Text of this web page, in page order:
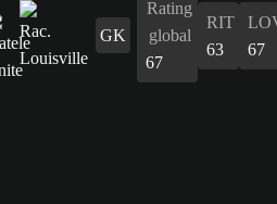
GK
Rating
global
67
RIT
63
67